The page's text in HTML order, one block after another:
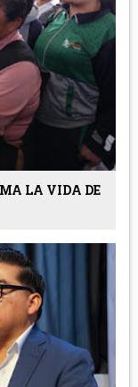
LA VIDA DE